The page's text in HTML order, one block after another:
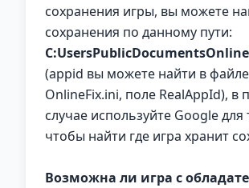
сохранения игры, вы можете
сохранения по данному пути:
(appid вы можете найти в файле
OnlineFix.ini, поле RealAppId), в
случае используйте Google для
чтобы найти где игра хранит
Возможна ли игра с